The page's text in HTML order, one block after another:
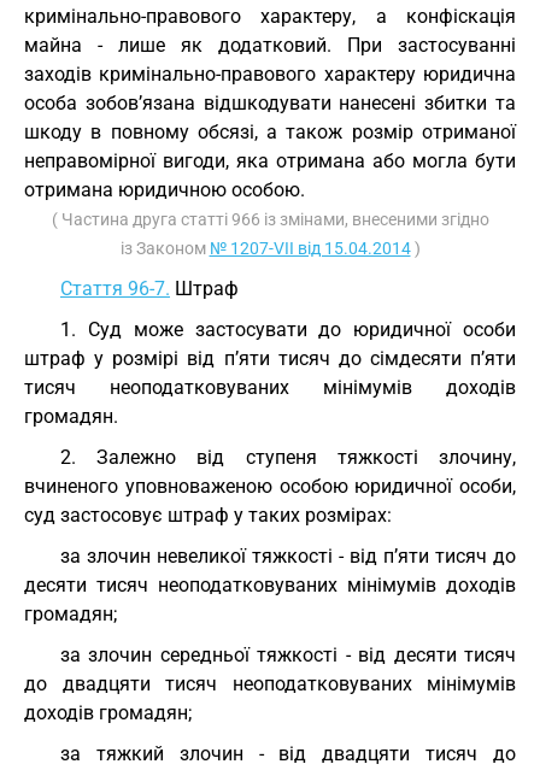
кримінально-правового характеру, а конфіскація
майна - лише як додатковий. При застосуванні
заходів кримінально-правового характеру юридична
особа зобов’язана відшкодувати нанесені збитки та
шкоду в повному обсязі, а також розмір отриманої
неправомірної вигоди, яка отримана або могла бути
отримана юридичною особою.
( Частина друга статті 966 із змінами, внесеними згідно
із Законом № 1207-VII від 15.04.2014)
Стаття 96-7. Штраф
1. Суд може застосувати до юридичної особи
штраф у розмірі від п’яти тисяч до сімдесяти п’яти
тисяч неоподатковуваних мінімумів доходів
громадян.
2. Залежно від ступеня тяжкості злочину,
вчиненого уповноваженою особою юридичної особи,
суд застосовує штраф у таких розмірах:
за злочин невеликої тяжкості - від п’яти тисяч до
десяти тисяч неоподатковуваних мінімумів доходів
громадян;
за злочин середньої тяжкості - від десяти тисяч
до двадцяти тисяч неоподатковуваних мінімумів
доходів громадян;
за тяжкий злочин - від двадцяти тисяч до